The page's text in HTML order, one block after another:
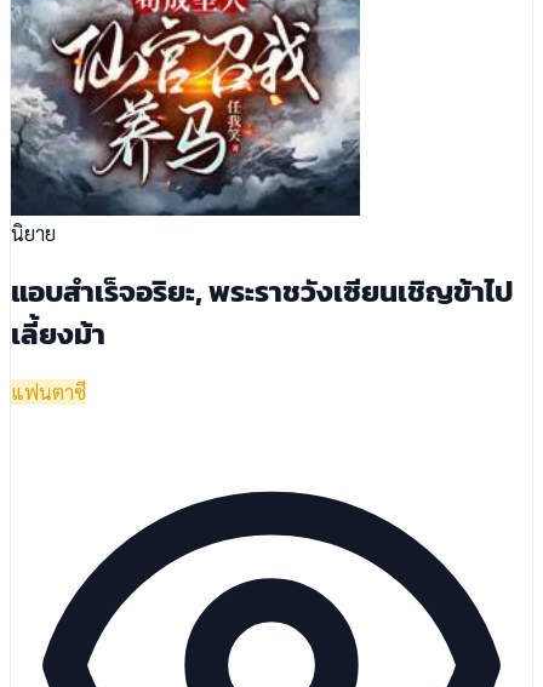
นิยาย
แอบสำเร็จอริยะ, พระราชวังเซียนเชิญข้าไป
เลี้ยงม้า
แฟนตาซี